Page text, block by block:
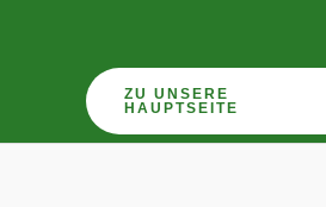
ZU UNSERE
HAUPTSEITE